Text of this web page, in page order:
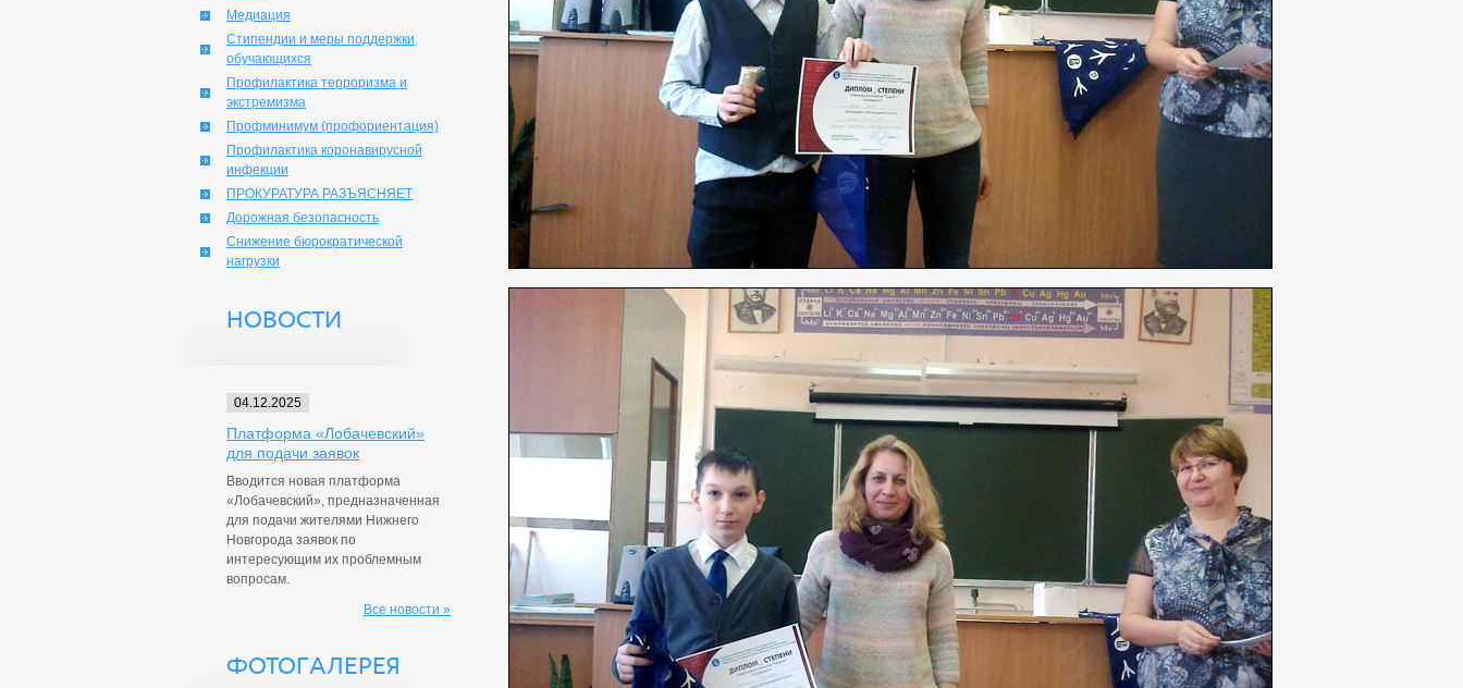
Медиация
Стипендии и меры поддержки
обучающихся
Профилактика терроризма и
экстремизма
Профминимум (профориентация)
Профилактика коронавирусной
инфекции
ПРОКУРАТУРА РАЗЪЯСНЯЕТ
Дорожная безопасность
Снижение бюрократической
нагрузки
НОВОСТИ
04.12.2025
Платформа «Лобачевский»
для подачи заявок
Вводится новая платформа
«Лобачевский», предназначенная
для подачи жителями Нижнего
Новгорода заявок по
интересующим их проблемным
вопросам.
Все новости »
ФОТОГАЛЕРЕЯ